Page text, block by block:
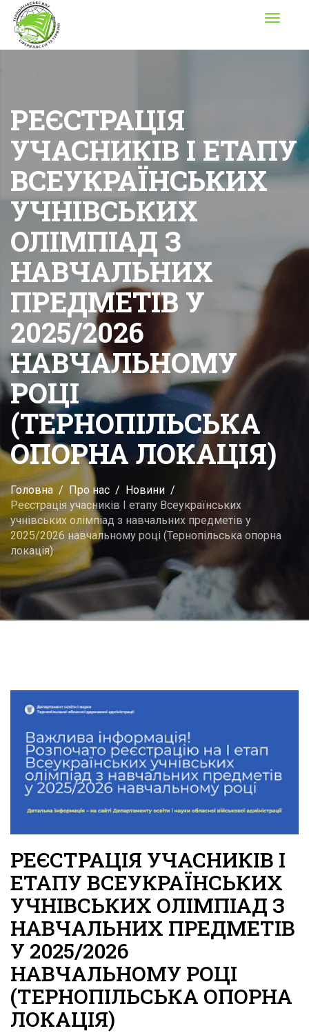
Toggle
РЕЄСТРАЦІЯ
УЧАСНИКІВ І ЕТАПУ
ВСЕУКРАЇНСЬКИХ
УЧНІВСЬКИХ
ОЛІМПІАД З
НАВЧАЛЬНИХ
ПРЕДМЕТІВ У
2025/2026
НАВЧАЛЬНОМУ
РОЦІ
(ТЕРНОПІЛЬСЬКА
ОПОРНА ЛОКАЦІЯ)
Головна Про нас
Новини
Реєстрація учасників І етапу Всеукраїнських
учнівських олімпіад з навчальних предметів у
2025/2026 навчальному році (Тернопільська опорна
локація)
РЕЄСТРАЦІЯ УЧАСНИКІВ І
ЕТАПУ ВСЕУКРАЇНСЬКИХ
УЧНІВСЬКИХ ОЛІМПІАД З
НАВЧАЛЬНИХ ПРЕДМЕТІВ
У 2025/2026
НАВЧАЛЬНОМУ РОЦІ
(ТЕРНОПІЛЬСЬКА ОПОРНА
ЛОКАЦІЯ)